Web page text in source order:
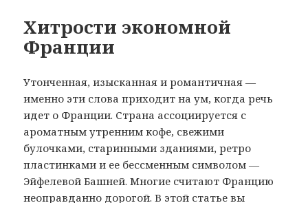
Хитрости экономной
Франции
Утонченная, изысканная и романтичная —
именно эти слова приходит на ум, когда речь
идет о Франции. Страна ассоциируется с
ароматным утренним кофе, свежими
булочками, старинными зданиями, ретро
пластинками и ее бессменным символом —
Эйфелевой Башней. Многие считают Францию
неоправданно дорогой. В этой статье вы